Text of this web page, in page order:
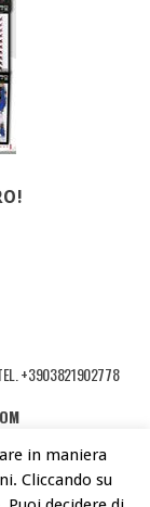
+3903821902778
- IDEE PER
in maniera
Cliccando su